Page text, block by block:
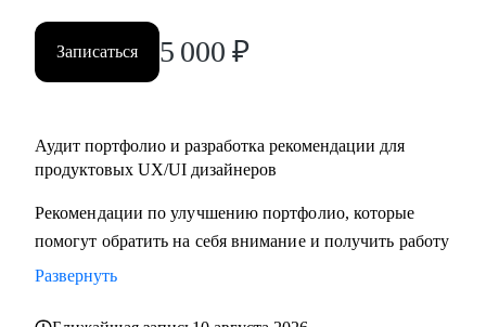
Записаться 5 000 ₽
Аудит портфолио и разработка рекомендации для
продуктовых UX/UI дизайнеров
Рекомендации по улучшению портфолио, которые
помогут обратить на себя внимание и получить работу
Развернуть